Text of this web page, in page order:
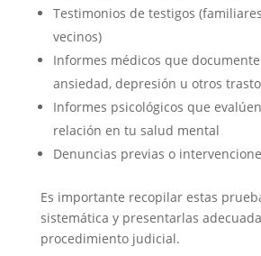
Testimonios de testigos
vecinos)
Informes médicos que
ansiedad, depresión u otros
Informes psicológicos que
relación en tu salud mental
Denuncias previas o
Es importante recopilar estas
sistemática y presentarlas
procedimiento judicial.